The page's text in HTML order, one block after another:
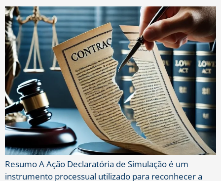
Resumo A Ação Declaratória de Simulação é um
instrumento processual utilizado para reconhecer a